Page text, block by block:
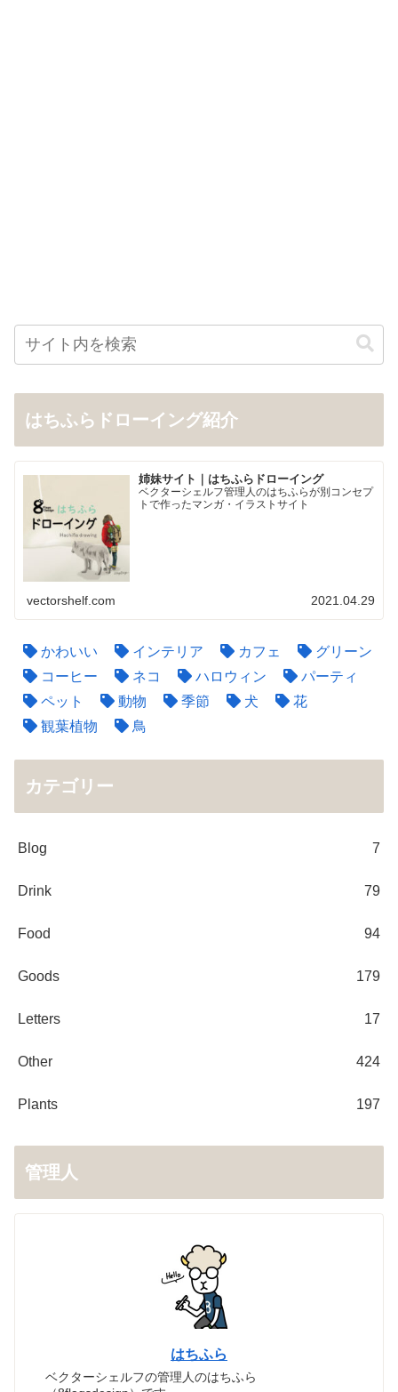
はちふらドローイング紹介
姉妹サイト｜はちふらドローイング
ベクターシェルフ管理人のはちふらが別コンセプ
トで作ったマンガ・イラストサイト
vectorshelf.com 2021.04.29
かわいい インテリア カフェ
グリーン
コーヒー
ネコ ハロウィン
パーティ
ペット
動物 季節 犬
花
観葉植物
鳥
カテゴリー
Blog 7
Drink 79
Food 94
Goods 179
Letters 17
Other 424
Plants 197
管理人
はちふら
ベクターシェルフの管理人のはちふら